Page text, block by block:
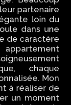
partenaire
loin du
dans une
de caractère
chaque
Mon
à réaliser de
un moment